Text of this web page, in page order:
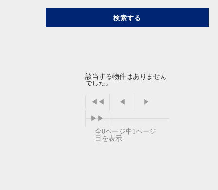
検索する
該当する物件はありません
でした。
◀◀ ◀ ▶
▶▶
全0ページ中1ページ
目を表示